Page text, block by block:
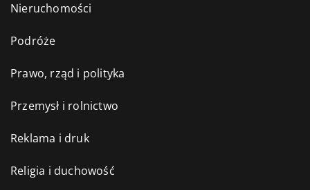
Nieruchomości
Podróże
Prawo, rząd i polityka
Przemysł i rolnictwo
Reklama i druk
Religia i duchowość